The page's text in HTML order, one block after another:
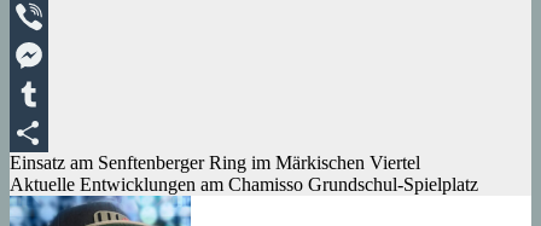
Telegram
Viber
Messenger
Tumblr
Teilen
Beitragsnavigation
Einsatz am Senftenberger Ring im Märkischen Viertel
Aktuelle Entwicklungen am Chamisso Grundschul-Spielplatz